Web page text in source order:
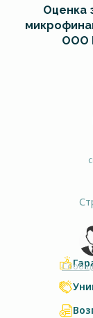
Оценка
ООО